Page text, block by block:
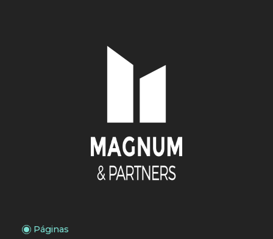
Páginas